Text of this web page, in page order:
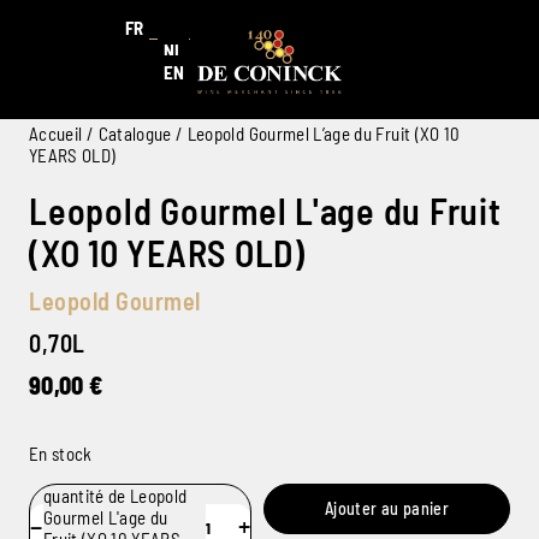
FR
NL
EN
Accueil / Catalogue / Leopold Gourmel L’age du Fruit (XO 10
YEARS OLD)
Leopold Gourmel L'age du Fruit
(XO 10 YEARS OLD)
Leopold Gourmel
0,70L
90,00 €
En stock
−
quantité de Leopold
Gourmel L'age du
+
Ajouter au panier